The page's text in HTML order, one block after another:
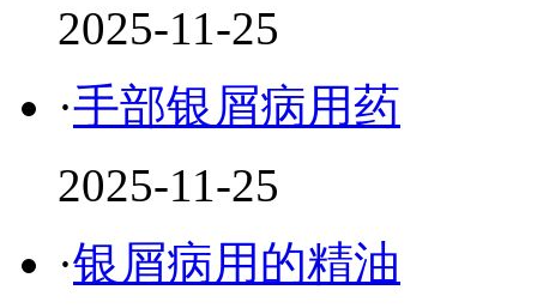
2025-11-25
·手部银屑病用药
2025-11-25
·银屑病用的精油